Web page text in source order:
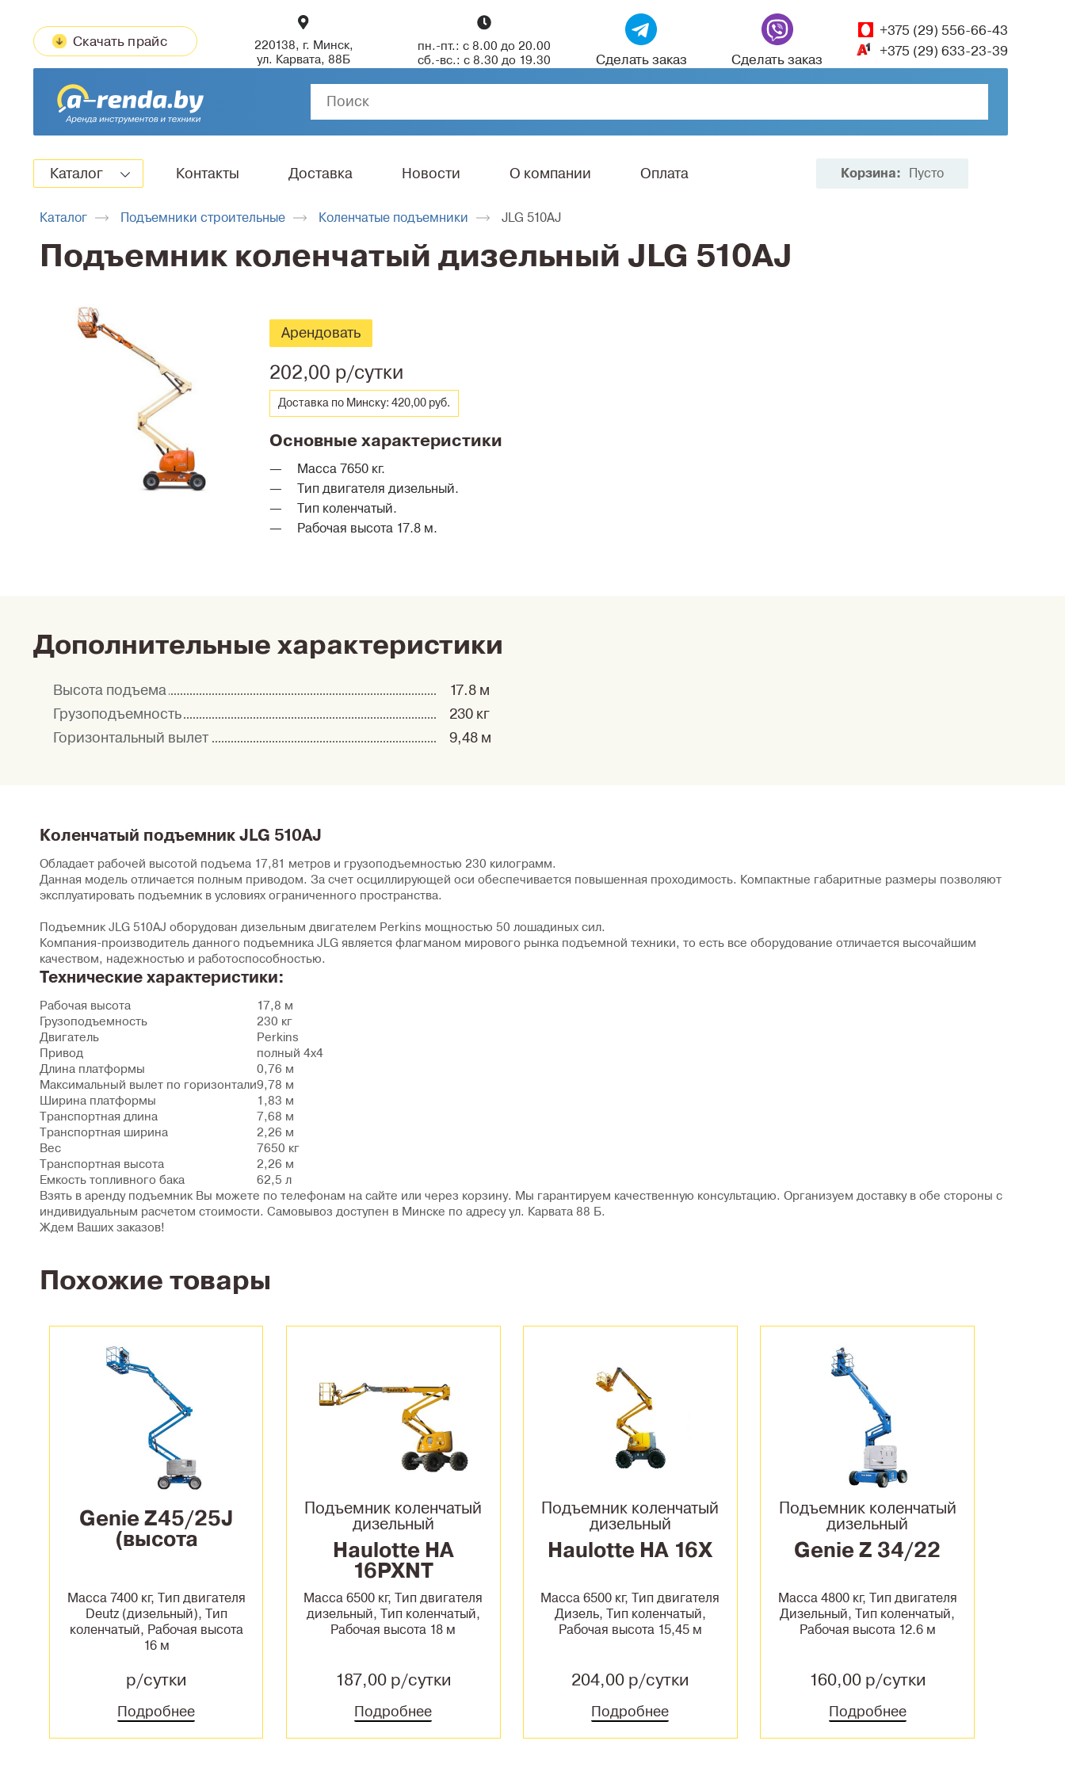
Скачать прайс
220138, г. Минск,
ул. Карвата, 88Б
пн.-пт.: с 8.00 до 20.00
сб.-вс.: с 8.30 до 19.30
Сделать заказ Сделать заказ
+375 (29) 556-66-43
+375 (29) 633-23-39
Каталог Контакты Доставка Новости О компании Оплата Корзина: Пусто
Каталог Подъемники строительные Коленчатые подъемники JLG 510AJ
Подъемник коленчатый дизельный JLG 510AJ
Арендовать
202,00 р/сутки
Доставка по Минску: 420,00 руб.
Основные характеристики
Масса 7650 кг.
Тип двигателя дизельный.
Тип коленчатый.
Рабочая высота 17.8 м.
Дополнительные характеристики
Высота подъема
17.8 м
Грузоподъемность
230 кг
Горизонтальный вылет
9,48 м
Коленчатый подъемник JLG 510AJ
Обладает рабочей высотой подъема 17,81 метров и грузоподъемностью 230 килограмм.
Данная модель отличается полным приводом. За счет осциллирующей оси обеспечивается повышенная проходимость. Компактные габаритные размеры позволяют
эксплуатировать подъемник в условиях ограниченного пространства.
Подъемник JLG 510AJ оборудован дизельным двигателем Perkins мощностью 50 лошадиных сил.
Компания-производитель данного подъемника JLG является флагманом мирового рынка подъемной техники, то есть все оборудование отличается высочайшим
качеством, надежностью и работоспособностью.
Технические характеристики:
Рабочая высота
17,8 м
Грузоподъемность
230 кг
Двигатель
Perkins
Привод
полный 4х4
Длина платформы
0,76 м
Максимальный вылет по горизонтали9,78 м
Ширина платформы
1,83 м
Транспортная длина
7,68 м
Транспортная ширина
2,26 м
Вес
7650 кг
Транспортная высота
2,26 м
Емкость топливного бака
62,5 л
Взять в аренду подъемник Вы можете по телефонам на сайте или через корзину. Мы гарантируем качественную консультацию. Организуем доставку в обе стороны с
индивидуальным расчетом стоимости. Самовывоз доступен в Минске по адресу ул. Карвата 88 Б.
Ждем Ваших заказов!
Похожие товары
Genie Z45/25J
(высота
Масса 7400 кг, Тип двигателя
Deutz (дизельный), Тип
коленчатый, Рабочая высота
16 м
Подробнее
р/сутки
Подъемник коленчатый
дизельный
Haulotte HA
16PXNT
Масса 6500 кг, Тип двигателя
дизельный, Тип коленчатый,
Рабочая высота 18 м
Подробнее
187,00 р/сутки
Подъемник коленчатый
дизельный
Haulotte HA 16X
Масса 6500 кг, Тип двигателя
Дизель, Тип коленчатый,
Рабочая высота 15,45 м
Подробнее
204,00 р/сутки
Подъемник коленчатый
дизельный
Genie Z 34/22
Масса 4800 кг, Тип двигателя
Дизельный, Тип коленчатый,
Рабочая высота 12.6 м
Подробнее
160,00 р/сутки